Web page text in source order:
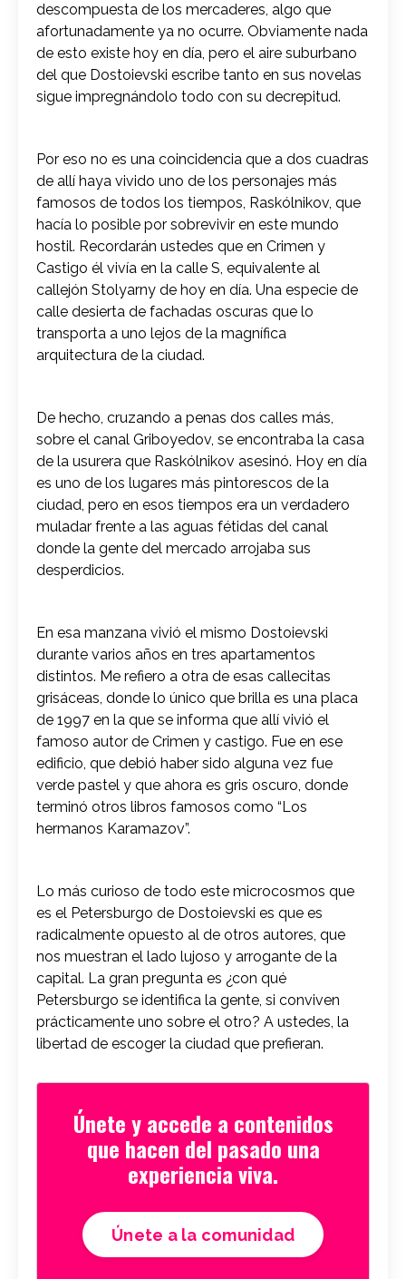
descompuesta de los mercaderes, algo que
afortunadamente ya no ocurre. Obviamente nada
de esto existe hoy en día, pero el aire suburbano
del que Dostoievski escribe tanto en sus novelas
sigue impregnándolo todo con su decrepitud.
Por eso no es una coincidencia que a dos cuadras
de allí haya vivido uno de los personajes más
famosos de todos los tiempos, Raskólnikov, que
hacía lo posible por sobrevivir en este mundo
hostil. Recordarán ustedes que en Crimen y
Castigo él vivía en la calle S, equivalente al
callejón Stolyarny de hoy en día. Una especie de
calle desierta de fachadas oscuras que lo
transporta a uno lejos de la magnífica
arquitectura de la ciudad.
De hecho, cruzando a penas dos calles más,
sobre el canal Griboyedov, se encontraba la casa
de la usurera que Raskólnikov asesinó. Hoy en día
es uno de los lugares más pintorescos de la
ciudad, pero en esos tiempos era un verdadero
muladar frente a las aguas fétidas del canal
donde la gente del mercado arrojaba sus
desperdicios.
En esa manzana vivió el mismo Dostoievski
durante varios años en tres apartamentos
distintos. Me refiero a otra de esas callecitas
grisáceas, donde lo único que brilla es una placa
de 1997 en la que se informa que allí vivió el
famoso autor de Crimen y castigo. Fue en ese
edificio, que debió haber sido alguna vez fue
verde pastel y que ahora es gris oscuro, donde
terminó otros libros famosos como “Los
hermanos Karamazov”.
Lo más curioso de todo este microcosmos que
es el Petersburgo de Dostoievski es que es
radicalmente opuesto al de otros autores, que
nos muestran el lado lujoso y arrogante de la
capital. La gran pregunta es ¿con qué
Petersburgo se identifica la gente, si conviven
prácticamente uno sobre el otro? A ustedes, la
libertad de escoger la ciudad que prefieran.
Únete y accede a contenidos
que hacen del pasado una
experiencia viva.
Únete a la comunidad